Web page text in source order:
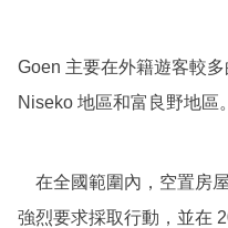
Goen 主要在外籍遊客較
Niseko 地區和富良野地區。
在全國範圍內，空置房
強烈要求採取行動，並在